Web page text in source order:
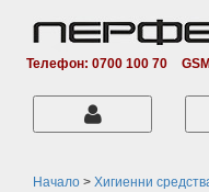
Телефон: 0700 100 70
Начало > Хигиенни